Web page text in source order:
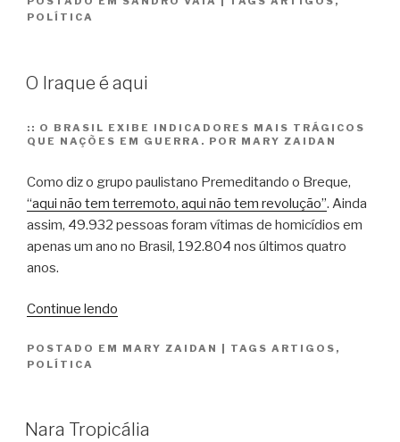
erros”
POLÍTICA
O Iraque é aqui
:: O BRASIL EXIBE INDICADORES MAIS TRÁGICOS
QUE NAÇÕES EM GUERRA. POR MARY ZAIDAN
Como diz o grupo paulistano Premeditando o Breque,
“aqui não tem terremoto, aqui não tem revolução”. Ainda
assim, 49.932 pessoas foram vítimas de homicídios em
apenas um ano no Brasil, 192.804 nos últimos quatro
anos.
Continue lendo
é
POSTADO EM MARY ZAIDAN TAGS ARTIGOS ,
POLÍTICA
Nara Tropicália